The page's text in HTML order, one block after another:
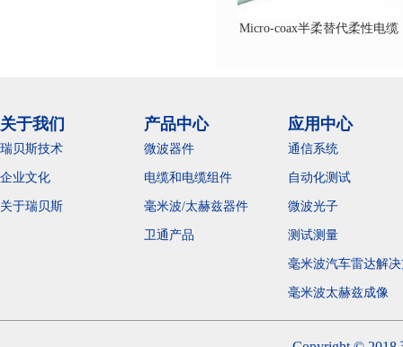
Micro-coax半柔替代柔性电缆
关于我们
瑞贝斯技术
企业文化
关于瑞贝斯
产品中心
微波器件
电缆和电缆组件
毫米波/太赫兹器件
卫通产品
应用中心
通信系统
自动化测试
微波光子
测试测量
毫米波汽车雷达解
毫米波太赫兹成